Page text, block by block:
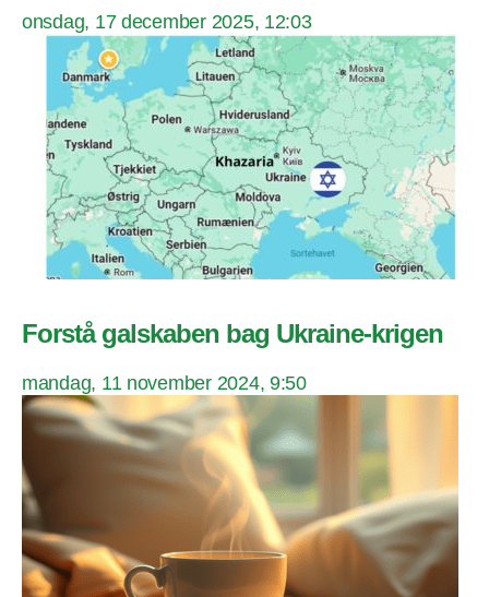
onsdag, 17 december 2025, 12:03
Forstå galskaben bag Ukraine-krigen
mandag, 11 november 2024, 9:50